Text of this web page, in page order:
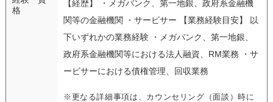
格
【経歴】 ・メガバンク、第一地銀、政府系金融機
関等の金融機関 ・サービサー 【業務経験目安】 以
下いずれかの業務経験 ・メガバンク、第一地銀、
政府系金融機関等における法人融資、RM業務 ・サ
ービサーにおける債権管理、回収業務
※更なる詳細事項は、カウンセリング（面談）時に